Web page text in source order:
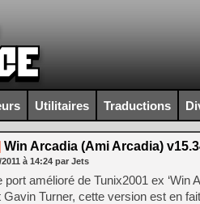
Utilitaires Traductions
Win Arcadia (Ami Arcadia)
à 14:24 par Jets
amélioré de Tunix2001 ex ‘Win
Turner, cette version est en